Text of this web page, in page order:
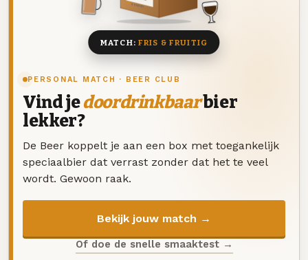
PERSONAL MATCH · BEER CLUB
Vind jedoordrinkbaarbier
lekker?
De Beer koppelt je aan een box met toegankelijk
speciaalbier dat verrast zonder dat het te veel
wordt. Gewoon raak.
Bekijk jouw match →
Of doe de snelle smaaktest →
8 BIEREN
MATCH: FRIS & FRUITIG